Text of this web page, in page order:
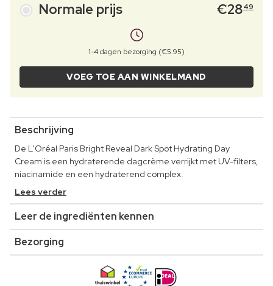
Normale prijs €2849
1-4 dagen bezorging (€5.95)
VOEG TOE AAN WINKELMAND
Beschrijving
De L'Oréal Paris Bright Reveal Dark Spot Hydrating Day
Cream is een hydraterende dagcrème verrijkt met UV-filters,
niacinamide en een hydraterend complex.
Lees verder
Leer de ingrediënten kennen
Bezorging